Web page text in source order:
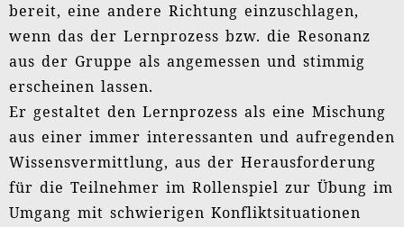
bereit, eine andere Richtung einzuschlagen,
wenn das der Lernprozess bzw. die Resonanz
aus der Gruppe als angemessen und stimmig
erscheinen lassen.
Er gestaltet den Lernprozess als eine Mischung
aus einer immer interessanten und aufregenden
Wissensvermittlung, aus der Herausforderung
für die Teilnehmer im Rollenspiel zur Übung im
Umgang mit schwierigen Konfliktsituationen